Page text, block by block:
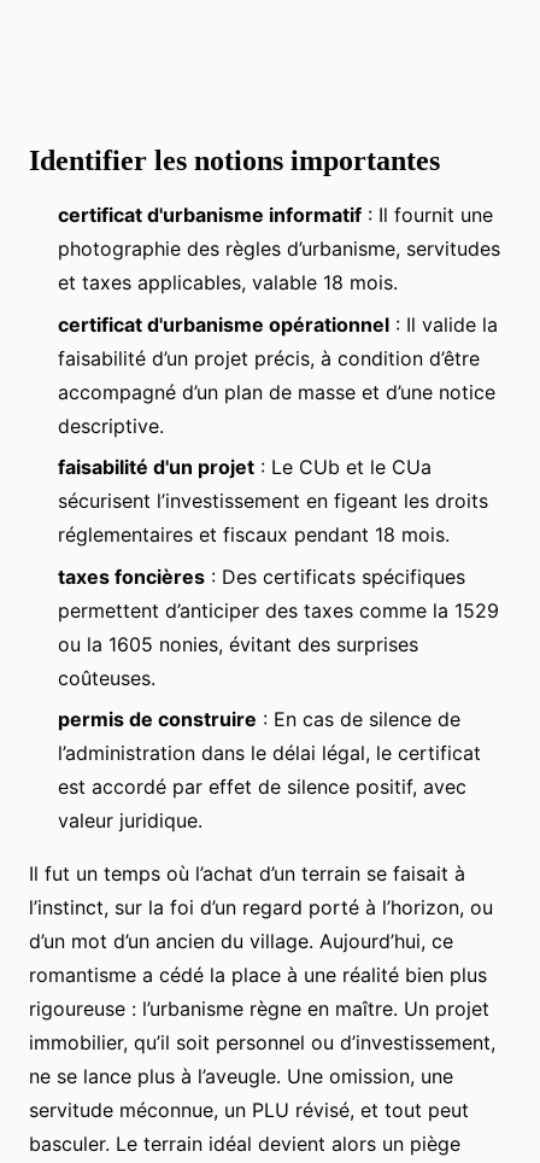
Identifier les notions importantes
certificat d'urbanisme informatif : Il fournit une
photographie des règles d’urbanisme, servitudes
et taxes applicables, valable 18 mois.
certificat d'urbanisme opérationnel : Il valide la
faisabilité d’un projet précis, à condition d’être
accompagné d’un plan de masse et d’une notice
descriptive.
faisabilité d'un projet : Le CUb et le CUa
sécurisent l’investissement en figeant les droits
réglementaires et fiscaux pendant 18 mois.
taxes foncières : Des certificats spécifiques
permettent d’anticiper des taxes comme la 1529
ou la 1605 nonies, évitant des surprises
coûteuses.
permis de construire : En cas de silence de
l’administration dans le délai légal, le certificat
est accordé par effet de silence positif, avec
valeur juridique.
Il fut un temps où l’achat d’un terrain se faisait à
l’instinct, sur la foi d’un regard porté à l’horizon, ou
d’un mot d’un ancien du village. Aujourd’hui, ce
romantisme a cédé la place à une réalité bien plus
rigoureuse : l’urbanisme règne en maître. Un projet
immobilier, qu’il soit personnel ou d’investissement,
ne se lance plus à l’aveugle. Une omission, une
servitude méconnue, un PLU révisé, et tout peut
basculer. Le terrain idéal devient alors un piège